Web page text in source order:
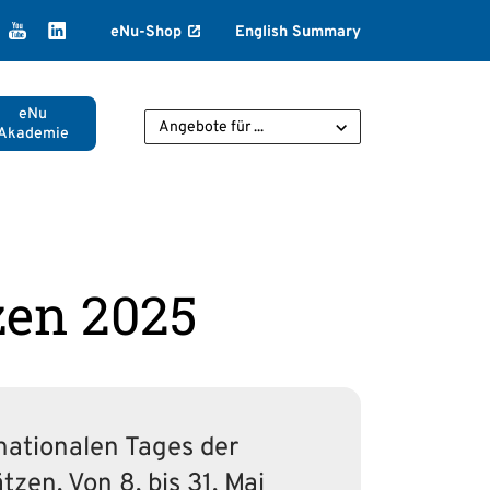
YouTube
LinkedIn
eNu-Shop English Summary
eNu
Angebote für ...
2025
Tages der